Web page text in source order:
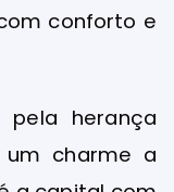
conforto e
herança
charme a